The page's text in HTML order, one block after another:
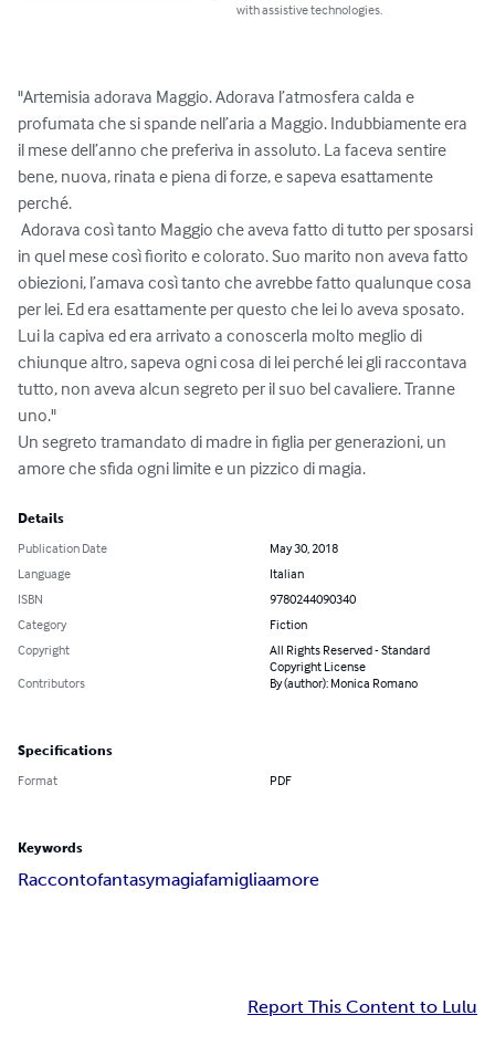
with assistive technologies.
"Artemisia adorava Maggio. Adorava l’atmosfera calda e
profumata che si spande nell’aria a Maggio. Indubbiamente era
il mese dell’anno che preferiva in assoluto. La faceva sentire
bene, nuova, rinata e piena di forze, e sapeva esattamente
perché.
in quel mese così fiorito e colorato. Suo marito non aveva fatto
obiezioni, l’amava così tanto che avrebbe fatto qualunque cosa
per lei. Ed era esattamente per questo che lei lo aveva sposato.
Lui la capiva ed era arrivato a conoscerla molto meglio di
chiunque altro, sapeva ogni cosa di lei perché lei gli raccontava
tutto, non aveva alcun segreto per il suo bel cavaliere. Tranne
uno."
Un segreto tramandato di madre in figlia per generazioni, un
amore che sfida ogni limite e un pizzico di magia.
Details
Publication Date
May 30, 2018
Language
Italian
ISBN
9780244090340
Category
Fiction
Copyright
All Rights Reserved - Standard
Copyright License
Contributors
By (author): Monica Romano
Specifications
Format PDF
Keywords
Raccontofantasymagiafamigliaamore
Report This Content to Lulu